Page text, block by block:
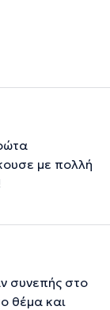
με πολλή
συνεπής στο
θέμα και